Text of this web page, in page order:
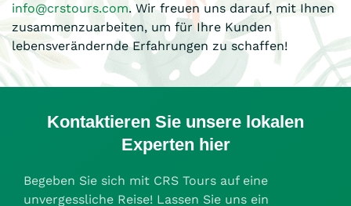
info@crstours.com. Wir freuen uns darauf, mit Ihnen
zusammenzuarbeiten, um für Ihre Kunden
lebensverändernde Erfahrungen zu schaffen!
Kontaktieren Sie unsere lokalen
Experten hier
Begeben Sie sich mit CRS Tours auf eine
unvergessliche Reise! Lassen Sie uns ein